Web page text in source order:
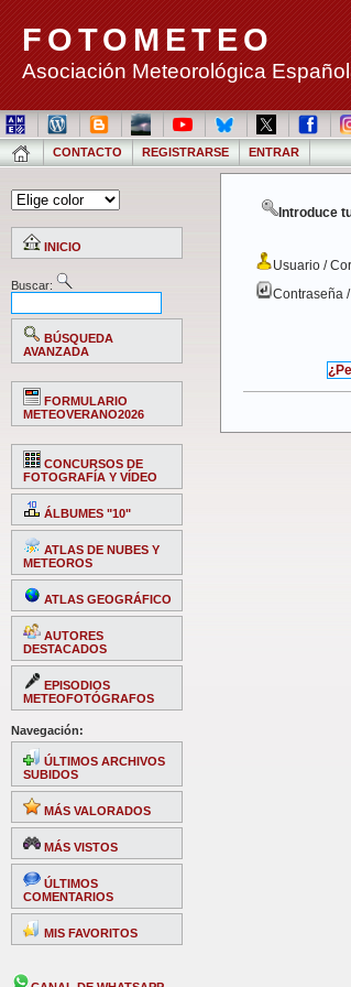
FOTOMETEO
Asociación Meteorológica
CONTACTO REGISTRARSE ENTRAR
INICIO
Buscar:
BÚSQUEDA
AVANZADA
FORMULARIO
METEOVERANO2026
CONCURSOS DE
FOTOGRAFÍA Y VÍDEO
ÁLBUMES "10"
ATLAS DE NUBES Y
METEOROS
ATLAS GEOGRÁFICO
AUTORES
DESTACADOS
EPISODIOS
METEOFOTÓGRAFOS
Navegación:
ÚLTIMOS ARCHIVOS
SUBIDOS
MÁS VALORADOS
MÁS VISTOS
ÚLTIMOS
COMENTARIOS
MIS FAVORITOS
Introduce
Usuario /
Contraseña